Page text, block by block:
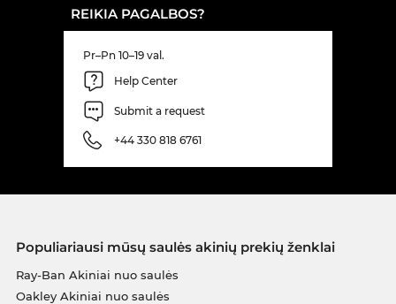
REIKIA PAGALBOS?
Pr–Pn 10–19 val.
Help Center
Submit a request
+44 330 818 6761
Populiariausi mūsų saulės akinių prekių ženklai
Ray-Ban Akiniai nuo saulės
Oakley Akiniai nuo saulės